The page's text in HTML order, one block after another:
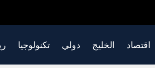
اقتصاد الخليج دولي تكنولوجيا